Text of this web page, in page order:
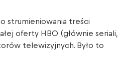
strumieniowania treści
oferty HBO (głównie seriali,
telewizyjnych. Było to